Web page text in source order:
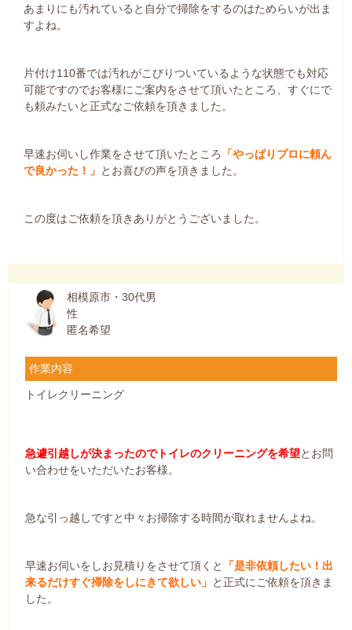
あまりにも汚れていると自分で掃除をするのはためらいが出ま
すよね。
片付け110番では汚れがこびりついているような状態でも対応
可能ですのでお客様にご案内をさせて頂いたところ、すぐにで
も頼みたいと正式なご依頼を頂きました。
早速お伺いし作業をさせて頂いたところ 「やっぱりプロに頼ん
で良かった！」 とお喜びの声を頂きました。
この度はご依頼を頂きありがとうございました。
相模原市・30代男
性
匿名希望
作業内容
トイレクリーニング
急遽引越しが決まったのでトイレのクリーニングを希望とお問
い合わせをいただいたお客様。
急な引っ越しですと中々お掃除する時間が取れませんよね。
早速お伺いをしお見積りをさせて頂くと
「是非依頼したい！出
来るだけすぐ掃除をしにきて欲しい」 と正式にご依頼を頂きま
した。